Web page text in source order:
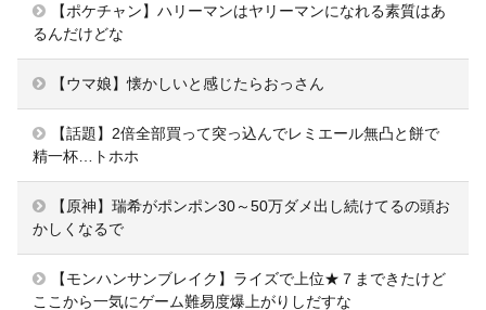
【ポケチャン】ハリーマンはヤリーマンになれる素質はあ
るんだけどな
【ウマ娘】懐かしいと感じたらおっさん
【話題】2倍全部買って突っ込んでレミエール無凸と餅で
精一杯…トホホ
【原神】瑞希がポンポン30～50万ダメ出し続けてるの頭お
かしくなるで
【モンハンサンブレイク】ライズで上位★７まできたけど
ここから一気にゲーム難易度爆上がりしだすな